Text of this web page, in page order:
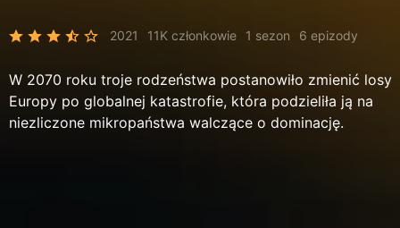
2021 11K członkowie 1 sezon 6 epizody
W 2070 roku troje rodzeństwa postanowiło zmienić losy
Europy po globalnej katastrofie, która podzieliła ją na
niezliczone mikropaństwa walczące o dominację.